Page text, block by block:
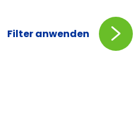
Filter anwenden